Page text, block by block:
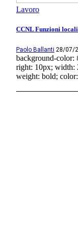
Lavoro
CCNL Funzioni
Paolo Ballanti 28/07/
background-color:
right: 10px; width:
weight: bold;